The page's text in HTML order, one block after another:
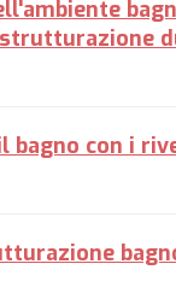
bagno con i